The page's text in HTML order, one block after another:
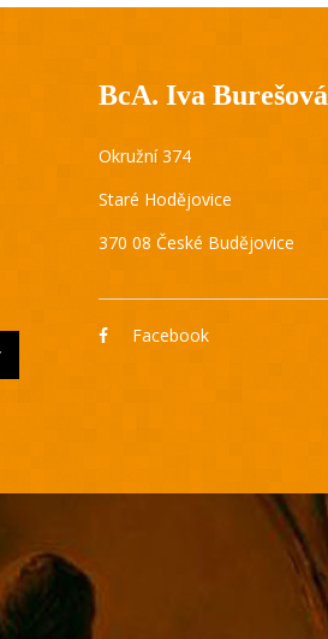
BcA. Iva Burešová
Okružní 374
Staré Hodějovice
370 08 České Budějovice
Facebook